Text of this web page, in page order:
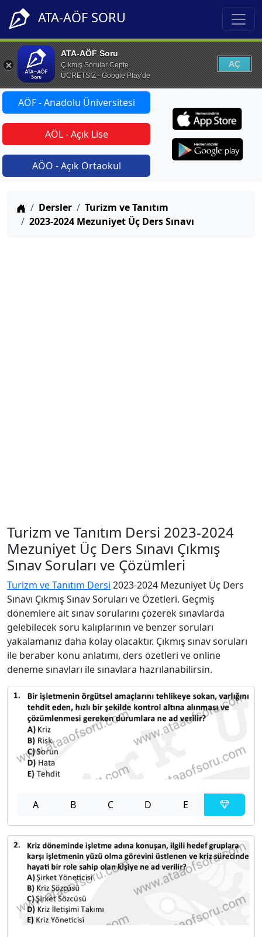
ATA-AÖF SORU
ATA-AÖF Soru
Çıkmış Sorular Cepte
ÜCRETSİZ - Google Play'de
AÇ
AÖF - Anadolu Üniversitesi
AÖL - Açık Lise
AÖO - Açık Ortaokul
Anasayfa
Dersler
Turizm ve Tanıtım
2023-2024 Mezuniyet Üç Ders Sınavı
Turizm ve Tanıtım Dersi 2023-2024
Mezuniyet Üç Ders Sınavı Çıkmış
Sınav Soruları ve Çözümleri
Turizm ve Tanıtım Dersi 2023-2024 Mezuniyet Üç Ders
Sınavı Çıkmış Sınav Soruları ve Özetleri. Geçmiş
dönemlere ait sınav sorularını çözerek sınavlarda
gelebilecek soru kalıplarının ve benzer soruları
yakalamanız daha kolay olacaktır. Çıkmış sınav soruları
ile beraber konu anlatımı, ders özetleri ve online
deneme sınavları ile sınavlara hazrılanabilirsin.
A B C D E